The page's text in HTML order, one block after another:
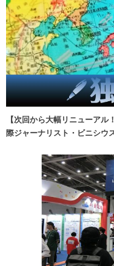
【次回から大幅リニューア
際ジャーナリスト・ビニシウ